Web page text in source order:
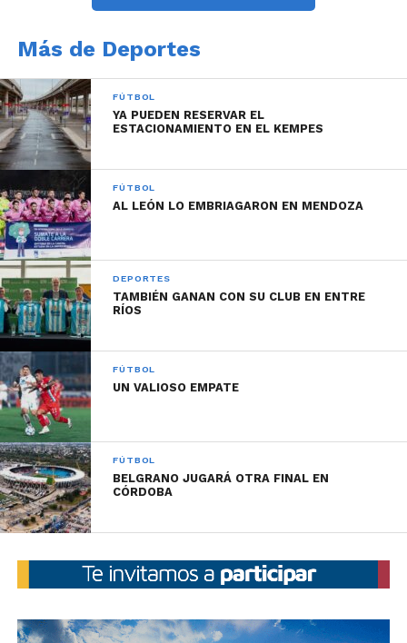
Más de Deportes
FÚTBOL
YA PUEDEN RESERVAR EL
ESTACIONAMIENTO EN EL KEMPES
FÚTBOL
AL LEÓN LO EMBRIAGARON EN MENDOZA
DEPORTES
TAMBIÉN GANAN CON SU CLUB EN ENTRE
RÍOS
FÚTBOL
UN VALIOSO EMPATE
FÚTBOL
BELGRANO JUGARÁ OTRA FINAL EN
CÓRDOBA